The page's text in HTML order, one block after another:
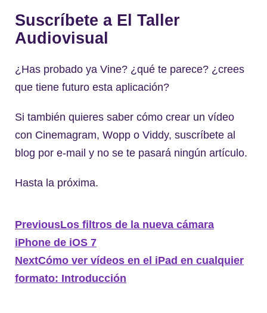
Suscríbete a El Taller
Audiovisual
¿Has probado ya Vine? ¿qué te parece? ¿crees
que tiene futuro esta aplicación?
Si también quieres saber cómo crear un vídeo
con Cinemagram, Wopp o Viddy, suscríbete al
blog por e-mail y no se te pasará ningún artículo.
Hasta la próxima.
PreviousLos filtros de la nueva cámara
iPhone de iOS 7
NextCómo ver vídeos en el iPad en cualquier
formato: Introducción